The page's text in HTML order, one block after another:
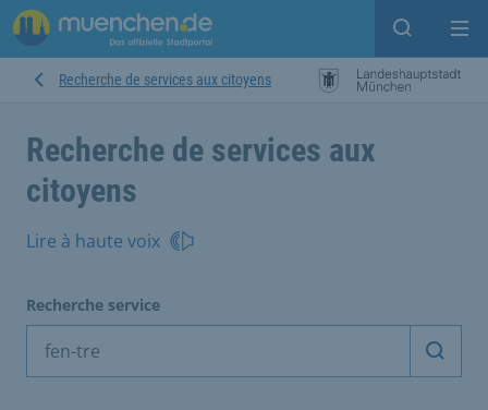
Open
Recherche de services aux citoyens
Recherche de services aux
citoyens
Lire à haute voix
Recherche service